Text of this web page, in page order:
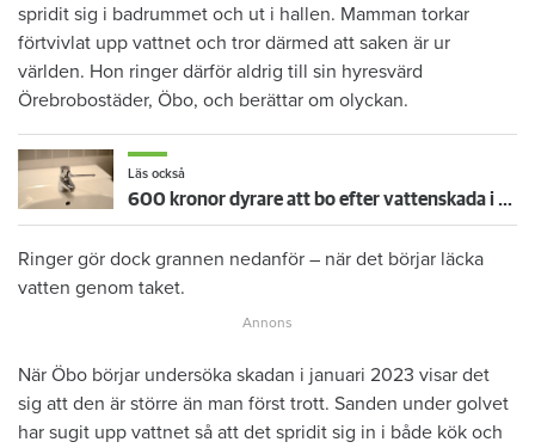
spridit sig i badrummet och ut i hallen. Mamman torkar
förtvivlat upp vattnet och tror därmed att saken är ur
världen. Hon ringer därför aldrig till sin hyresvärd
Örebrobostäder, Öbo, och berättar om olyckan.
Läs också
600 kronor dyrare att bo efter vattenskada i Varberg
Ringer gör dock grannen nedanför – när det börjar läcka
vatten genom taket.
När Öbo börjar undersöka skadan i januari 2023 visar det
sig att den är större än man först trott. Sanden under golvet
har sugit upp vattnet så att det spridit sig in i både kök och